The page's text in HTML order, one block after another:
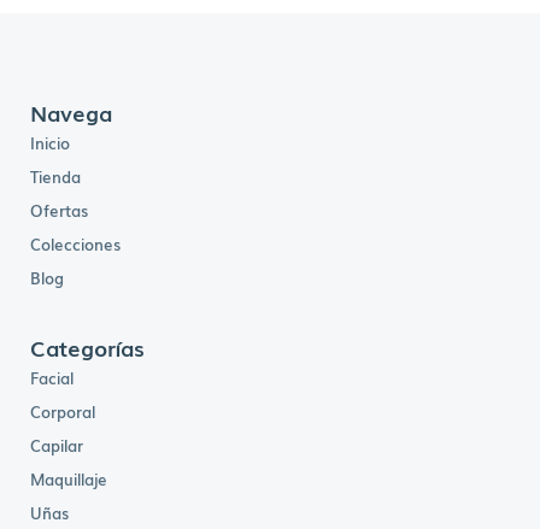
Navega
Inicio
Tienda
Ofertas
Colecciones
Blog
Categorías
Facial
Corporal
Capilar
Maquillaje
Uñas